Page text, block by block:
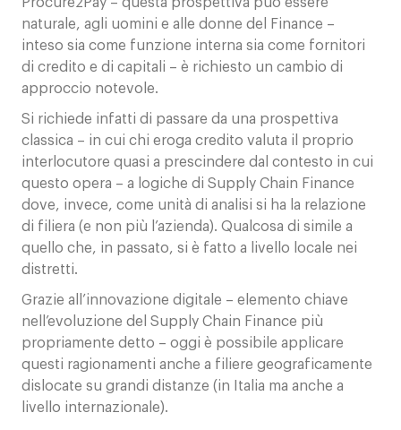
Procure2Pay – questa prospettiva può essere
naturale, agli uomini e alle donne del Finance –
inteso sia come funzione interna sia come fornitori
di credito e di capitali – è richiesto un cambio di
approccio notevole.
Si richiede infatti di passare da una prospettiva
classica – in cui chi eroga credito valuta il proprio
interlocutore quasi a prescindere dal contesto in cui
questo opera – a logiche di Supply Chain Finance
dove, invece, come unità di analisi si ha la relazione
di filiera (e non più l’azienda). Qualcosa di simile a
quello che, in passato, si è fatto a livello locale nei
distretti.
Grazie all’innovazione digitale – elemento chiave
nell’evoluzione del Supply Chain Finance più
propriamente detto – oggi è possibile applicare
questi ragionamenti anche a filiere geograficamente
dislocate su grandi distanze (in Italia ma anche a
livello internazionale).